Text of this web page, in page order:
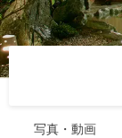
写真・動画